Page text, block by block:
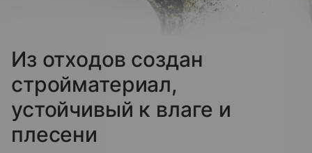
Из отходов создан
стройматериал,
устойчивый к влаге и
плесени